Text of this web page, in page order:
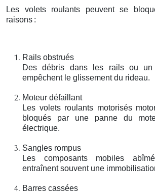
Les volets roulants peuvent se
raisons :
Rails obstrués
Des débris dans les rails ou un
empêchent le glissement du rideau.
Moteur défaillant
Les volets roulants motorisés
bloqués par une panne du
électrique.
Sangles rompus
Les composants mobiles
entraînent souvent une
Barres cassées